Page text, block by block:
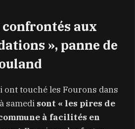
confrontés aux
», panne de
ont touché les Fourons dans
samedi sont « les pires de
à facilités en